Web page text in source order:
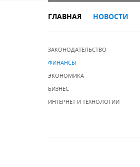
ГЛАВНАЯ НОВОСТИ
ЗАКОНОДАТЕЛЬСТВО
ФИНАНСЫ
ЭКОНОМИКА
БИЗНЕС
ИНТЕРНЕТ И ТЕХНОЛОГИИ